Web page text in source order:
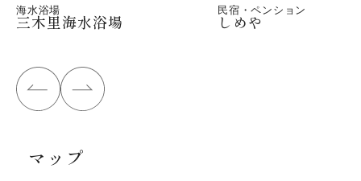
海水浴場
三木里海水浴場
民宿・ペンション
しめや
マップ